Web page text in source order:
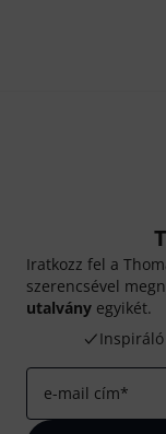
Iratkozz fel a
szerencsével
utalvány egyikét.
e-mail cím*